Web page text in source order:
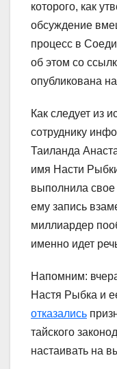
которого, как
обсуждение
процесс в
об этом со
опубликована
Как следует из
сотруднику
Таиланда
имя Насти
выполнила
ему запись
миллиардер
именно идет
Напомним:
Настя Рыбка и
отказались
тайского
настаивать на